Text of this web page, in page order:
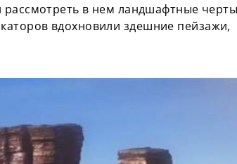
рассмотреть в нем ландшафтные черты
вдохновили здешние пейзажи,